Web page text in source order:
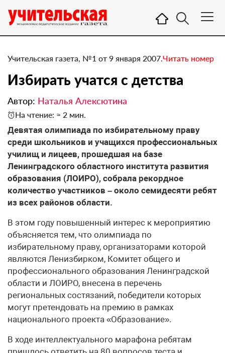
Учительская газета, №1 от 9 января 2007.Читать номер
Избирать учатся с детства
Автор: Наталья Алексютина
На чтение: ≈ 2 мин.
Девятая олимпиада по избирательному праву
среди школьников и учащихся профессиональных
училищ и лицеев, прошедшая на базе
Ленинградского областного института развития
образования (ЛОИРО), собрала рекордное
количество участников – около семидесяти ребят
из всех районов области.
В этом году повышенный интерес к мероприятию
объясняется тем, что олимпиада по
избирательному праву, организаторами которой
являются Ленизбирком, Комитет общего и
профессионального образования Ленинградской
области и ЛОИРО, внесена в перечень
региональных состязаний, победители которых
могут претендовать на премию в рамках
национального проекта «Образование».
В ходе интеллектуального марафона ребятам